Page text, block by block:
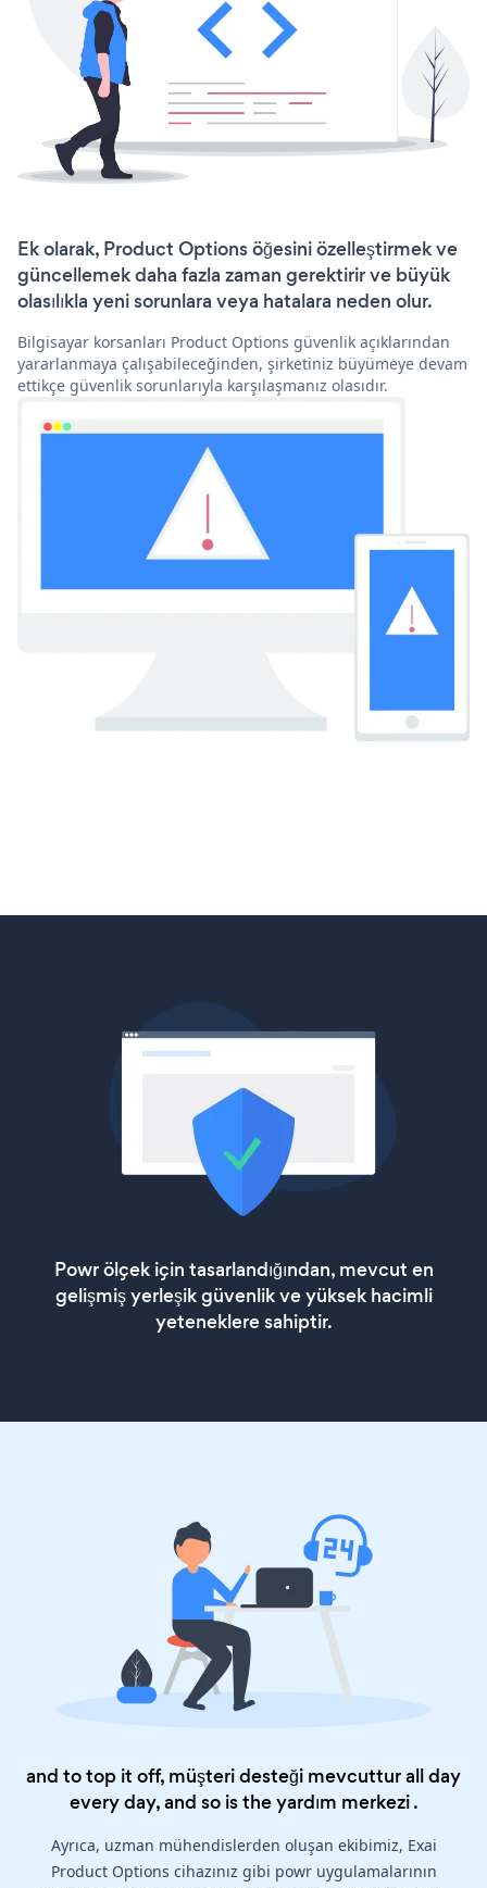
Ek olarak, Product Options öğesini özelleştirmek ve
güncellemek daha fazla zaman gerektirir ve büyük
olasılıkla yeni sorunlara veya hatalara neden olur.
Bilgisayar korsanları Product Options güvenlik açıklarından
yararlanmaya çalışabileceğinden, şirketiniz büyümeye devam
ettikçe güvenlik sorunlarıyla karşılaşmanız olasıdır.
Powr ölçek için tasarlandığından, mevcut en
gelişmiş yerleşik güvenlik ve yüksek hacimli
yeteneklere sahiptir.
and to top it off, müşteri desteği mevcuttur all day
every day, and so is theyardım merkezi.
Ayrıca, uzman mühendislerden oluşan ekibimiz, Exai
Product Options cihazınız gibi powr uygulamalarının